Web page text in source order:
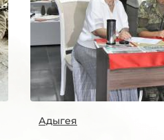
Адыгея